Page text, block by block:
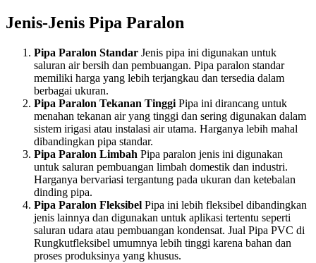
Jenis-Jenis Pipa Paralon
Pipa Paralon Standar Jenis pipa ini digunakan untuk
saluran air bersih dan pembuangan. Pipa paralon standar
memiliki harga yang lebih terjangkau dan tersedia dalam
berbagai ukuran.
Pipa Paralon Tekanan Tinggi Pipa ini dirancang untuk
menahan tekanan air yang tinggi dan sering digunakan dalam
sistem irigasi atau instalasi air utama. Harganya lebih mahal
dibandingkan pipa standar.
Pipa Paralon Limbah Pipa paralon jenis ini digunakan
untuk saluran pembuangan limbah domestik dan industri.
Harganya bervariasi tergantung pada ukuran dan ketebalan
dinding pipa.
Pipa Paralon Fleksibel Pipa ini lebih fleksibel dibandingkan
jenis lainnya dan digunakan untuk aplikasi tertentu seperti
saluran udara atau pembuangan kondensat. Jual Pipa PVC di
Rungkutfleksibel umumnya lebih tinggi karena bahan dan
proses produksinya yang khusus.